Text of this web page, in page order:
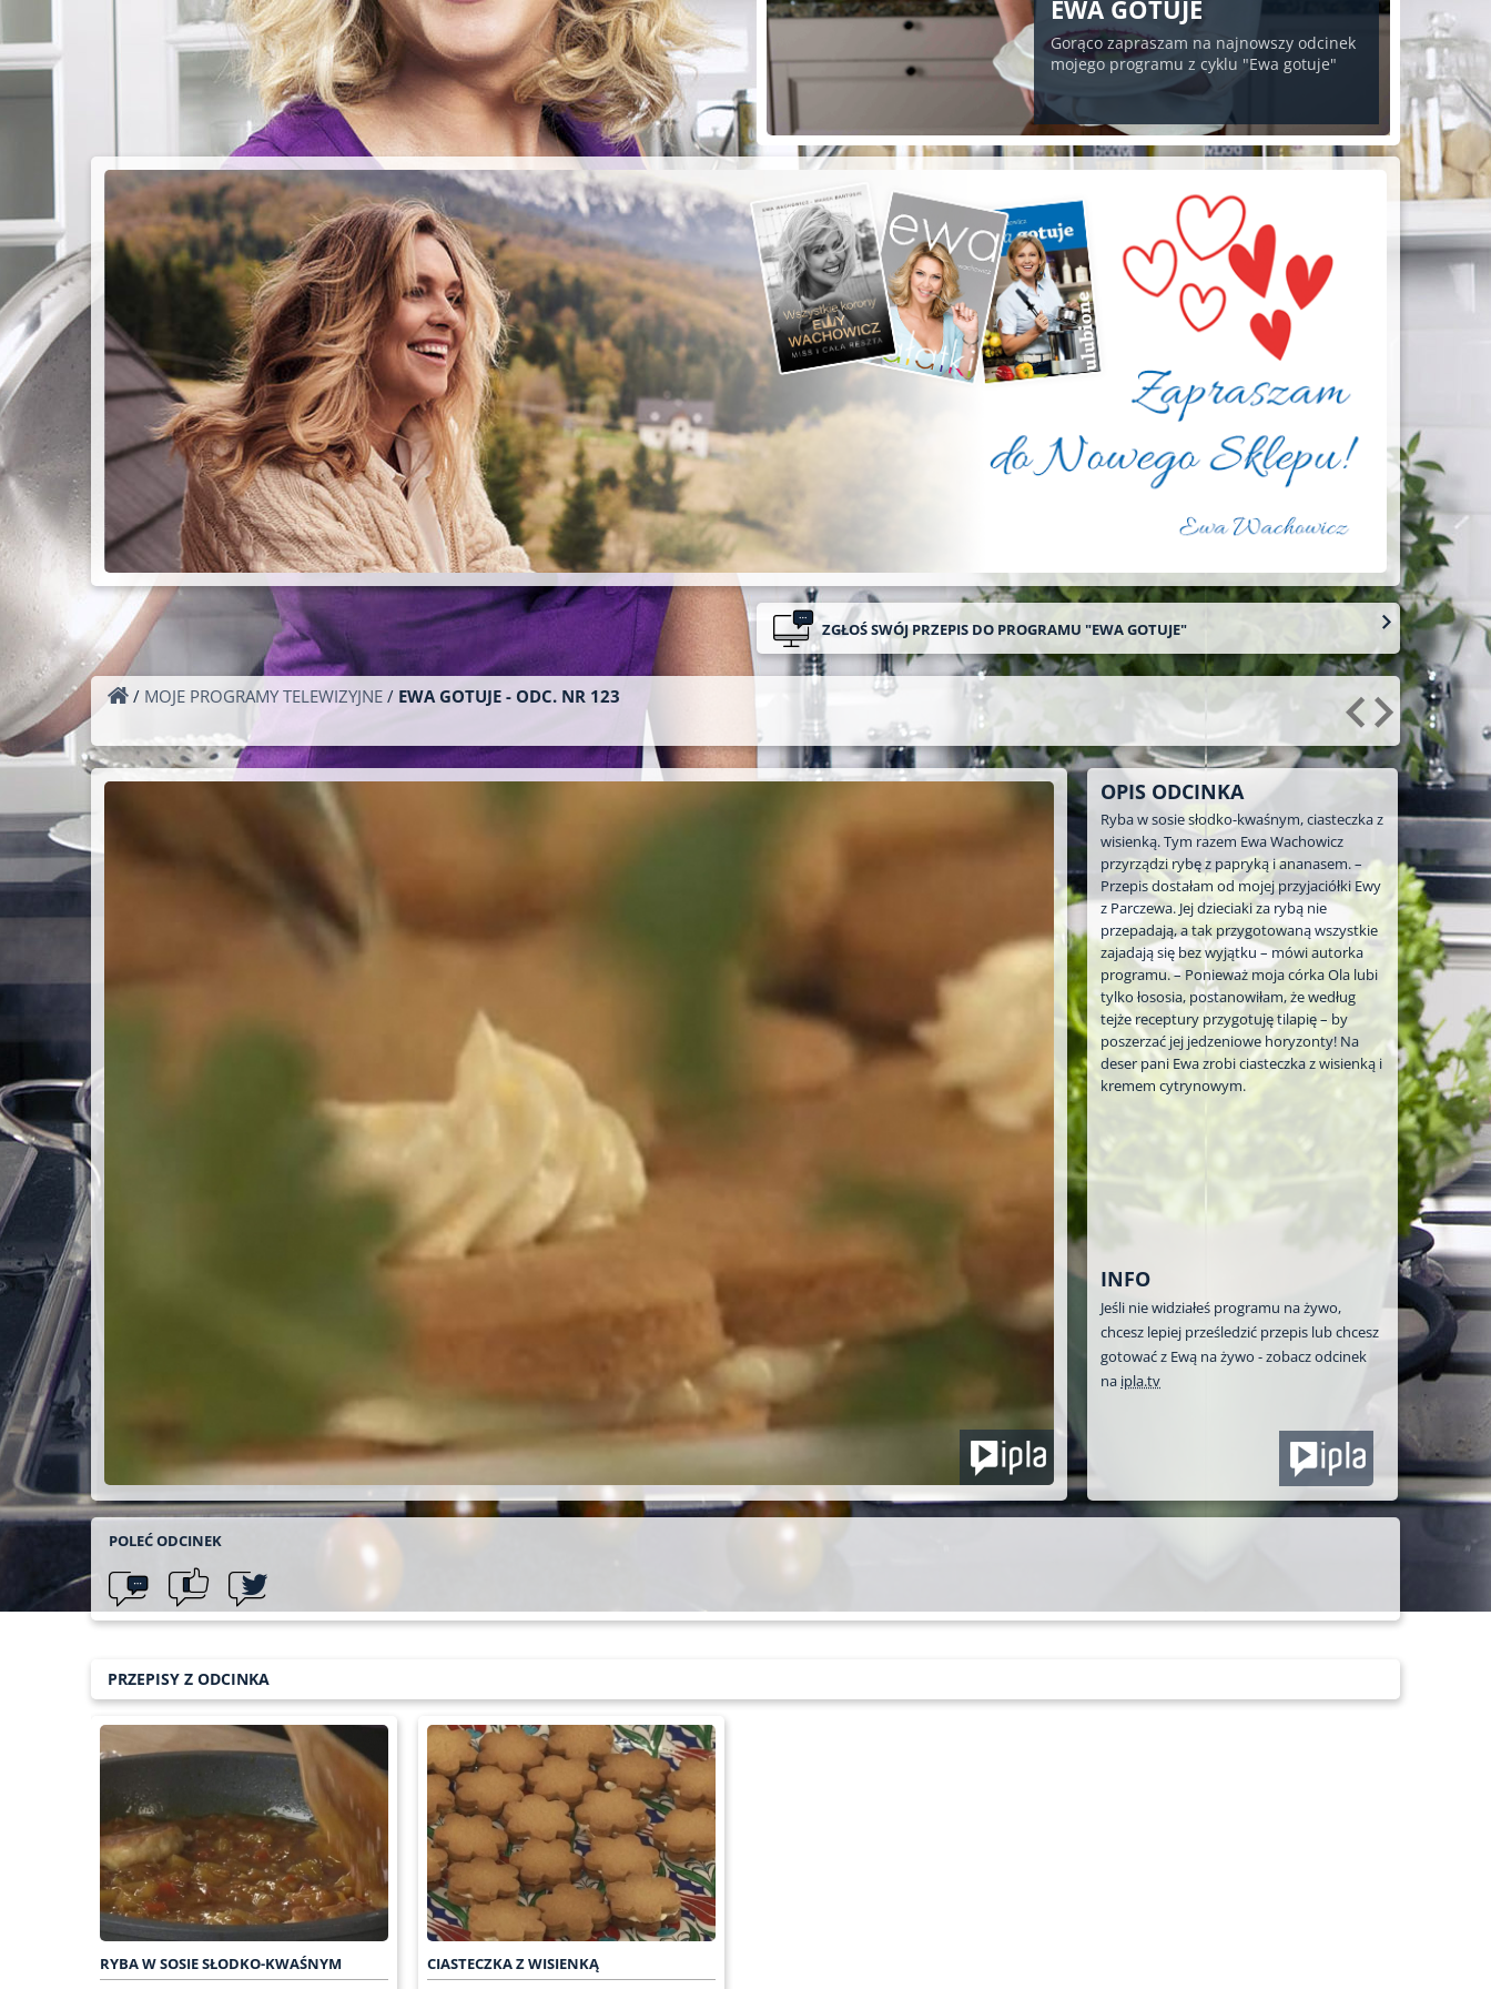
PIECZYSTE POD
CHMURKĄ!
Przepisy na grilla;-)
EWA GOTUJE
Gorąco zapraszam na najnowszy odcinek
mojego programu z cyklu "Ewa gotuje"
ZGŁOŚ SWÓJ PRZEPIS DO PROGRAMU "EWA GOTUJE"
/ MOJE PROGRAMY TELEWIZYJNE / EWA GOTUJE - ODC. NR 123
OPIS ODCINKA
Ryba w sosie słodko-kwaśnym, ciasteczka z
wisienką. Tym razem Ewa Wachowicz
przyrządzi rybę z papryką i ananasem. –
Przepis dostałam od mojej przyjaciółki Ewy
z Parczewa. Jej dzieciaki za rybą nie
przepadają, a tak przygotowaną wszystkie
zajadają się bez wyjątku – mówi autorka
programu. – Ponieważ moja córka Ola lubi
tylko łososia, postanowiłam, że według
tejże receptury przygotuję tilapię – by
poszerzać jej jedzeniowe horyzonty! Na
deser pani Ewa zrobi ciasteczka z wisienką i
kremem cytrynowym.
INFO
Jeśli nie widziałeś programu na żywo,
chcesz lepiej prześledzić przepis lub chcesz
gotować z Ewą na żywo - zobacz odcinek
na ipla.tv
POLEĆ ODCINEK
PRZEPISY Z ODCINKA
RYBA W SOSIE SŁODKO-KWAŚNYM CIASTECZKA Z WISIENKĄ